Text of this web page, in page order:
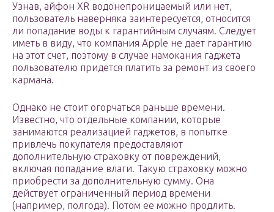
Узнав, айфон XR водонепроницаемый или нет,
пользователь наверняка заинтересуется, относится
ли попадание воды к гарантийным случаям. Следует
иметь в виду, что компания Apple не дает гарантию
на этот счет, поэтому в случае намокания гаджета
пользователю придется платить за ремонт из своего
кармана.
Однако не стоит огорчаться раньше времени.
Известно, что отдельные компании, которые
занимаются реализацией гаджетов, в попытке
привлечь покупателя предоставляют
дополнительную страховку от повреждений,
включая попадание влаги. Такую страховку можно
приобрести за дополнительную сумму. Она
действует ограниченный период времени
(например, полгода). Потом ее можно продлить.